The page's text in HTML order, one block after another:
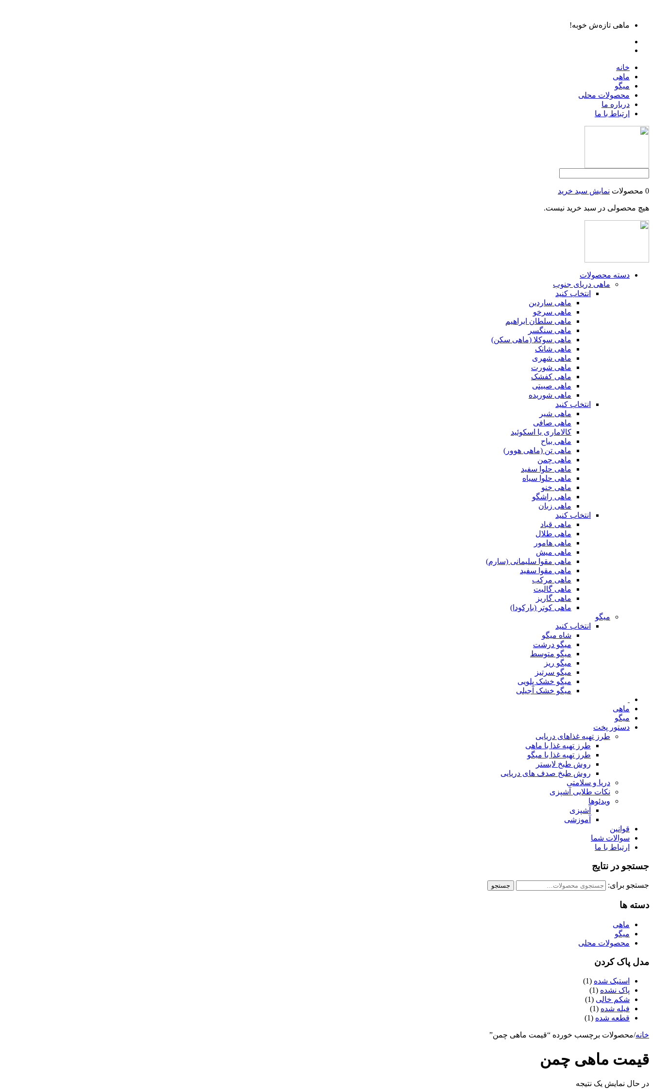
ماهی تازه‌ش خوبه!
خانه
ماهی
میگو
محصولات محلی
درباره ما
ارتباط با ما
0 محصولات نمایش سبد خرید
هیچ محصولی در سبد خرید نیست.
دسته محصولات
ماهی دریای جنوب
انتخاب کنید
ماهی ساردین
ماهی سرخو
ماهی سلطان ابراهیم
ماهی سنگسر
ماهی سوکلا (ماهی سکن)
ماهی شانک
ماهی شهری
ماهی شورت
ماهی کفشک
ماهی صبیتی
ماهی شوریده
انتخاب کنید
ماهی شیر
ماهی صافی
کالاماری یا اسکوئید
ماهی بیاح
ماهی تن (ماهی هوور)
ماهی چمن
ماهی حلوا سفید
ماهی حلوا سیاه
ماهی خنو
ماهی راشگو
ماهی زبان
انتخاب کنید
ماهی قباد
ماهی طلال
ماهی هامور
ماهی میش
ماهی مقوا سلیمانی (سارم)
ماهی مقوا سفید
ماهی مرکب
ماهی گالیت
ماهی گاریز
ماهی کوتر (بارکودا)
میگو
انتخاب کنید
شاه میگو
میگو درشت
میگو متوسط
میگو ریز
میگو سرتیز
میگو خشک پلویی
میگو خشک آجیلی
ماهی
میگو
دستور پخت
طرز تهیه غذاهای دریایی
طرز تهیه غذا با ماهی
طرز تهیه غذا با میگو
روش طبخ لابستر
روش طبخ صدف های دریایی
دریا و سلامتی
نکات طلایی آشپزی
ویدئوها
آشپزی
آموزشی
قوانین
سوالات شما
ارتباط با ما
جستجو در نتایج
جستجو برای: جستجو
دسته ها
ماهی
میگو
محصولات محلی
مدل پاک کردن
استیک شده (1)
پاک نشده (1)
شکم خالی (1)
فیله شده (1)
قطعه شده (1)
خانه/محصولات برچسب خورده “قیمت ماهی چمن”
قیمت ماهی چمن
در حال نمایش یک نتیجه